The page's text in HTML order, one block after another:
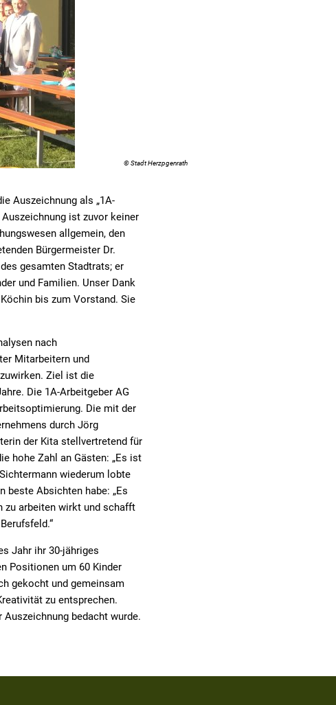
© Stadt Herzpgenrath
Auszeichnung als „1A-
ist zuvor keiner
allgemein, den
Bürgermeister Dr.
gesamten Stadtrats; er
und Familien. Unser Dank
bis zum Vorstand. Sie
nach
Mitarbeitern und
Ziel ist die
Die 1A-Arbeitgeber AG
Die mit der
durch Jörg
der Kita stellvertretend für
hohe Zahl an Gästen: „Es ist
wiederum lobte
beste Absichten habe: „Es
zu arbeiten wirkt und schafft
Jahr ihr 30-jähriges
Positionen um 60 Kinder
gekocht und gemeinsam
zu entsprechen.
bedacht wurde.